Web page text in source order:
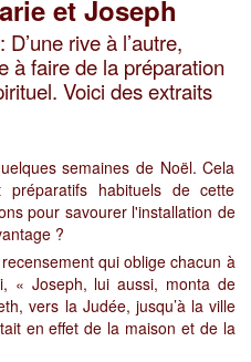
et Joseph
rive à l’autre,
à faire de la préparation
Voici des extraits
semaines de Noël. Cela
habituels de cette
pour savourer l'installation de
?
qui oblige chacun à
« Joseph, lui aussi, monta de
vers la Judée, jusqu’à la ville
en effet de la maison et de la